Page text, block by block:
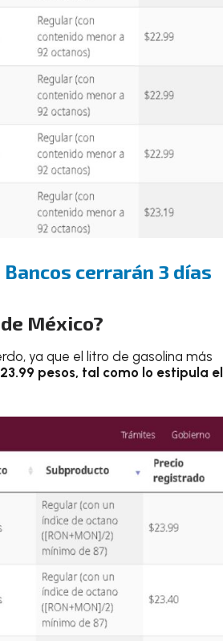
cerrarán 3 días
México?
ya que el litro de gasolina más
23.99 pesos, tal como lo estipula el